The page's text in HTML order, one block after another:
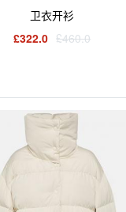
卫衣开衫
£322.0 £460.0